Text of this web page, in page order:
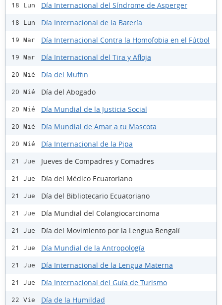
18 Lun Día Internacional del Síndrome de Asperger
18 Lun Día Internacional de la Batería
19 Mar Día Internacional Contra la Homofobia en el Fútbol
19 Mar Día Internacional del Tira y Afloja
20 Mié Día del Muffin
20 Mié Día del Abogado
20 Mié Día Mundial de la Justicia Social
20 Mié Día Mundial de Amar a tu Mascota
20 Mié Día Internacional de la Pipa
21 Jue Jueves de Compadres y Comadres
21 Jue Día del Médico Ecuatoriano
21 Jue Día del Bibliotecario Ecuatoriano
21 Jue Día Mundial del Colangiocarcinoma
21 Jue Día del Movimiento por la Lengua Bengalí
21 Jue Día Mundial de la Antropología
21 Jue Día Internacional de la Lengua Materna
21 Jue Día Internacional del Guía de Turismo
22 Vie Día de la Humildad